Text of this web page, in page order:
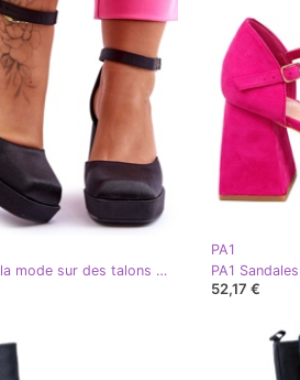
PA1 Escarpins à la mode sur des talons massifs Black Sandia noir
PA1
52,17 €